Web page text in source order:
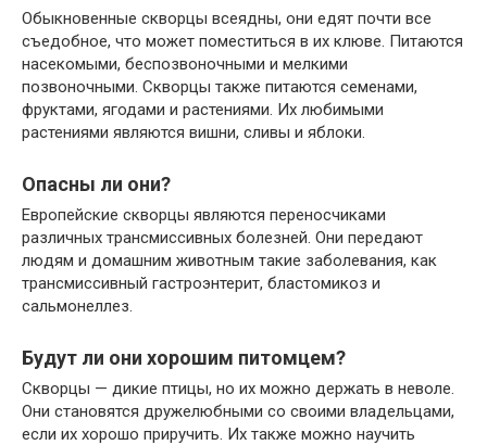
Обыкновенные скворцы всеядны, они едят почти все
съедобное, что может поместиться в их клюве. Питаются
насекомыми, беспозвоночными и мелкими
позвоночными. Скворцы также питаются семенами,
фруктами, ягодами и растениями. Их любимыми
растениями являются вишни, сливы и яблоки.
Опасны ли они?
Европейские скворцы являются переносчиками
различных трансмиссивных болезней. Они передают
людям и домашним животным такие заболевания, как
трансмиссивный гастроэнтерит, бластомикоз и
сальмонеллез.
Будут ли они хорошим питомцем?
Скворцы — дикие птицы, но их можно держать в неволе.
Они становятся дружелюбными со своими владельцами,
если их хорошо приручить. Их также можно научить